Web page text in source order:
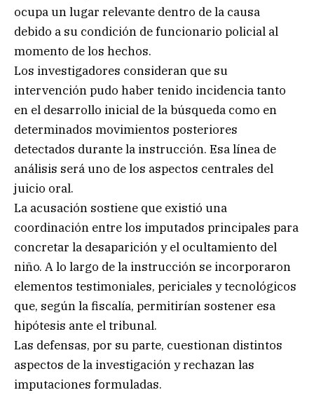
ocupa un lugar relevante dentro de la causa
debido a su condición de funcionario policial al
momento de los hechos.
Los investigadores consideran que su
intervención pudo haber tenido incidencia tanto
en el desarrollo inicial de la búsqueda como en
determinados movimientos posteriores
detectados durante la instrucción. Esa línea de
análisis será uno de los aspectos centrales del
juicio oral.
La acusación sostiene que existió una
coordinación entre los imputados principales para
concretar la desaparición y el ocultamiento del
niño. A lo largo de la instrucción se incorporaron
elementos testimoniales, periciales y tecnológicos
que, según la fiscalía, permitirían sostener esa
hipótesis ante el tribunal.
Las defensas, por su parte, cuestionan distintos
aspectos de la investigación y rechazan las
imputaciones formuladas.